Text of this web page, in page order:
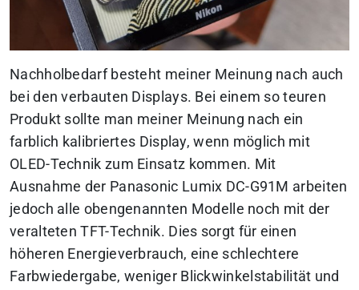
Nachholbedarf besteht meiner Meinung nach auch
bei den verbauten Displays. Bei einem so teuren
Produkt sollte man meiner Meinung nach ein
farblich kalibriertes Display, wenn möglich mit
OLED-Technik zum Einsatz kommen. Mit
Ausnahme der Panasonic Lumix DC-G91M arbeiten
jedoch alle obengenannten Modelle noch mit der
veralteten TFT-Technik. Dies sorgt für einen
höheren Energieverbrauch, eine schlechtere
Farbwiedergabe, weniger Blickwinkelstabilität und